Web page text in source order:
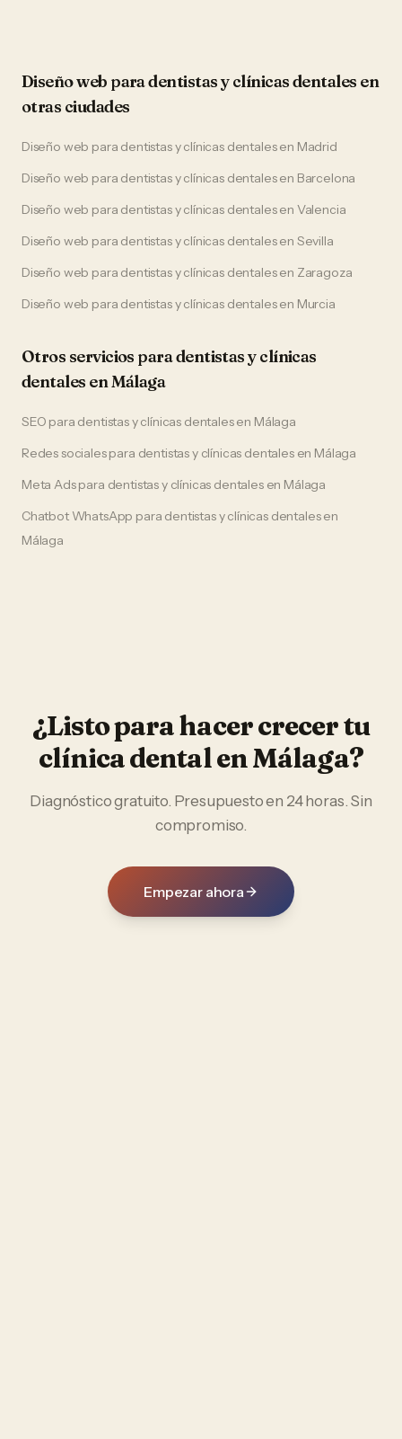
Diseño web paradentistas y clínicas dentales en
otras ciudades
Diseño web para dentistas y clínicas dentalesen Madrid
Diseño web para dentistas y clínicas dentalesen Barcelona
Diseño web para dentistas y clínicas dentalesen Valencia
Diseño web para dentistas y clínicas dentalesen Sevilla
Diseño web para dentistas y clínicas dentalesen Zaragoza
Diseño web para dentistas y clínicas dentalesen Murcia
Otros servicios paradentistas y clínicas
dentales enMálaga
SEO para dentistas y clínicas dentalesen Málaga
Redes socialespara dentistas y clínicas dentalesen Málaga
Meta Adspara dentistas y clínicas dentalesen Málaga
Chatbot WhatsApp para dentistas y clínicas dentalesen
Málaga
¿Listo para hacer crecer tu
clínica dentalenMálaga?
Diagnóstico gratuito. Presupuesto en 24 horas. Sin
compromiso.
Empezar ahora